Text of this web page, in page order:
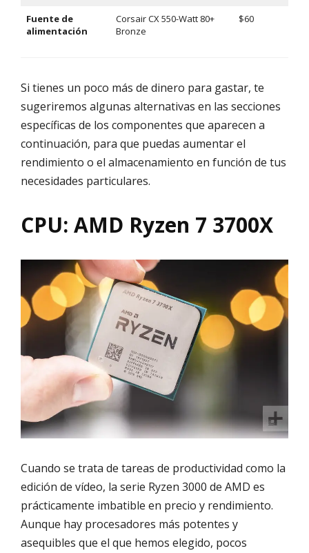
Fuente de
alimentación
Corsair CX 550-Watt 80+
Bronze
$60
Si tienes un poco más de dinero para gastar, te
sugeriremos algunas alternativas en las secciones
específicas de los componentes que aparecen a
continuación, para que puedas aumentar el
rendimiento o el almacenamiento en función de tus
necesidades particulares.
CPU: AMD Ryzen 7 3700X
Cuando se trata de tareas de productividad como la
edición de vídeo, la serie Ryzen 3000 de AMD es
prácticamente imbatible en precio y rendimiento.
Aunque hay procesadores más potentes y
asequibles que el que hemos elegido, pocos